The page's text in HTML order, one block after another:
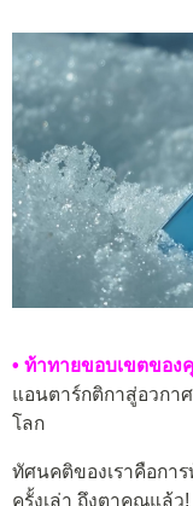
• ท้าทายขอบเขตขอ
แอนตาร์กติกาสู่อวกา
โลก
ทัศนคติของเราคือกา
ครั้งเล่า ถึงตาคุณแล้